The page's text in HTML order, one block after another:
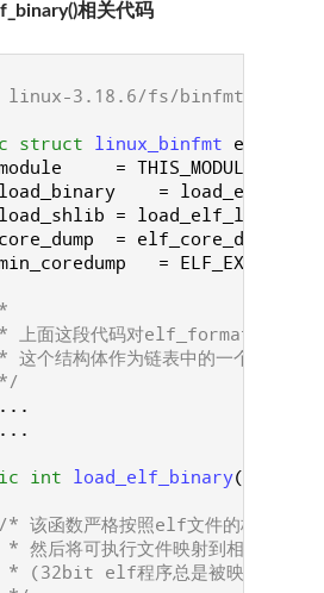
相关代码
3.18.6/fs/binfmt_elf.c
struct linux_binfmt
= THIS_MODULE
load_binary =
load_shlib = load_elf_library
core_dump = elf_core_dump
=
段代码对elf_format结构体进行
体作为链表中的一个node，是观
. . .
. . .
int load_elf_binary(
/* 该函数严格按照elf文件的格式来解
可执行文件映射到相应的内存
elf程序总是被映射到